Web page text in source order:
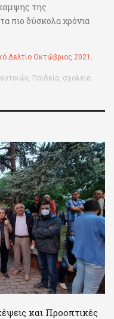
της
πιο δύσκολα χρόνια
Δελτίο Οκτώβριος 2021 ,
, Παιδεία, σχολεία
και Προοπτικές